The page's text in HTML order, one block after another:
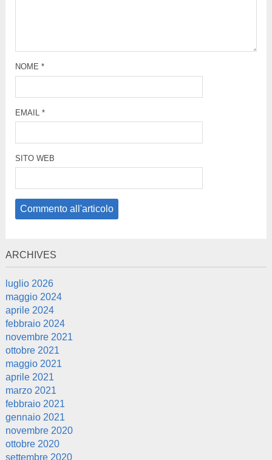
NOME *
EMAIL *
SITO WEB
ARCHIVES
luglio 2026
maggio 2024
aprile 2024
febbraio 2024
novembre 2021
ottobre 2021
maggio 2021
aprile 2021
marzo 2021
febbraio 2021
gennaio 2021
novembre 2020
ottobre 2020
settembre 2020